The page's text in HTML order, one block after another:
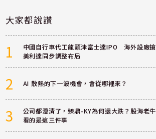
大家都說讚
1
中國自行車代工龍頭津富士達IPO 海外設廠搶
美利達同步調整布局
2 AI 散熱的下一波機會，會從哪裡來？
3
公司都澄清了，臻鼎-KY為何還大跌？股海老
看的是這三件事